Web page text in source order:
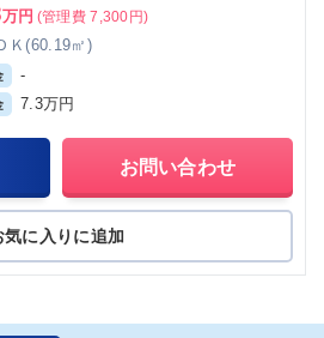
万円 (管理費 7,300円)
Ｋ(60.19㎡)
-
7.3万円
お問い合わせ
気に入りに追加